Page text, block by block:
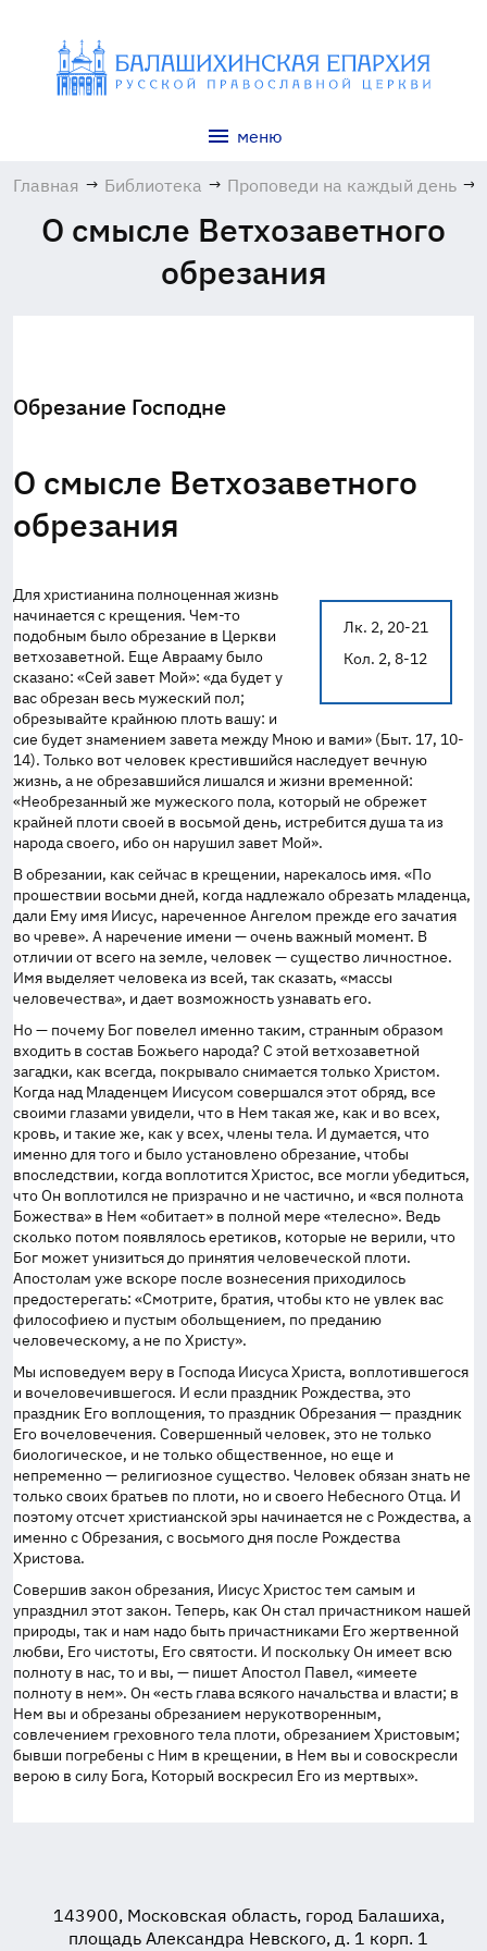
меню
Главная → Библиотека → Проповеди на каждый день →
О смысле Ветхозаветного
обрезания
Обрезание Господне
О смысле Ветхозаветного
обрезания
Лк. 2, 20-21
Кол. 2, 8-12
Для христианина полноценная жизнь
начинается с крещения. Чем-то
подобным было обрезание в Церкви
ветхозаветной. Еще Аврааму было
сказано: «Сей завет Мой»: «да будет у
вас обрезан весь мужеский пол;
обрезывайте крайнюю плоть вашу: и
сие будет знамением завета между Мною и вами» (Быт. 17, 10-
14). Только вот человек крестившийся наследует вечную
жизнь, а не обрезавшийся лишался и жизни временной:
«Необрезанный же мужеского пола, который не обрежет
крайней плоти своей в восьмой день, истребится душа та из
народа своего, ибо он нарушил завет Мой».
В обрезании, как сейчас в крещении, нарекалось имя. «По
прошествии восьми дней, когда надлежало обрезать младенца,
дали Ему имя Иисус, нареченное Ангелом прежде его зачатия
во чреве». А наречение имени — очень важный момент. В
отличии от всего на земле, человек — существо личностное.
Имя выделяет человека из всей, так сказать, «массы
человечества», и дает возможность узнавать его.
Но — почему Бог повелел именно таким, странным образом
входить в состав Божьего народа? С этой ветхозаветной
загадки, как всегда, покрывало снимается только Христом.
Когда над Младенцем Иисусом совершался этот обряд, все
своими глазами увидели, что в Нем такая же, как и во всех,
кровь, и такие же, как у всех, члены тела. И думается, что
именно для того и было установлено обрезание, чтобы
впоследствии, когда воплотится Христос, все могли убедиться,
что Он воплотился не призрачно и не частично, и «вся полнота
Божества» в Нем «обитает» в полной мере «телесно». Ведь
сколько потом появлялось еретиков, которые не верили, что
Бог может унизиться до принятия человеческой плоти.
Апостолам уже вскоре после вознесения приходилось
предостерегать: «Смотрите, братия, чтобы кто не увлек вас
философиею и пустым обольщением, по преданию
человеческому, а не по Христу».
Мы исповедуем веру в Господа Иисуса Христа, воплотившегося
и вочеловечившегося. И если праздник Рождества, это
праздник Его воплощения, то праздник Обрезания — праздник
Его вочеловечения. Совершенный человек, это не только
биологическое, и не только общественное, но еще и
непременно — религиозное существо. Человек обязан знать не
только своих братьев по плоти, но и своего Небесного Отца. И
поэтому отсчет христианской эры начинается не с Рождества, а
именно с Обрезания, с восьмого дня после Рождества
Христова.
Совершив закон обрезания, Иисус Христос тем самым и
упразднил этот закон. Теперь, как Он стал причастником нашей
природы, так и нам надо быть причастниками Его жертвенной
любви, Его чистоты, Его святости. И поскольку Он имеет всю
полноту в нас, то и вы, — пишет Апостол Павел, «имеете
полноту в нем». Он «есть глава всякого начальства и власти; в
Нем вы и обрезаны обрезанием нерукотворенным,
совлечением греховного тела плоти, обрезанием Христовым;
бывши погребены с Ним в крещении, в Нем вы и совоскресли
верою в силу Бога, Который воскресил Его из мертвых».
143900, Московская область, город Балашиха,
площадь Александра Невского, д. 1 корп. 1